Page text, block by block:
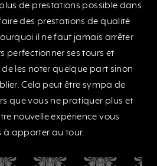
de prestations possible dans
des prestations de qualité
il ne faut jamais arrêter
perfectionner ses tours et
les noter quelque part sinon
Cela peut être sympa de
que vous ne pratiquer plus et
nouvelle expérience vous
à apporter au tour.